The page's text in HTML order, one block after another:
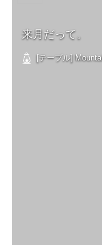
来月だって。
[テーブル]